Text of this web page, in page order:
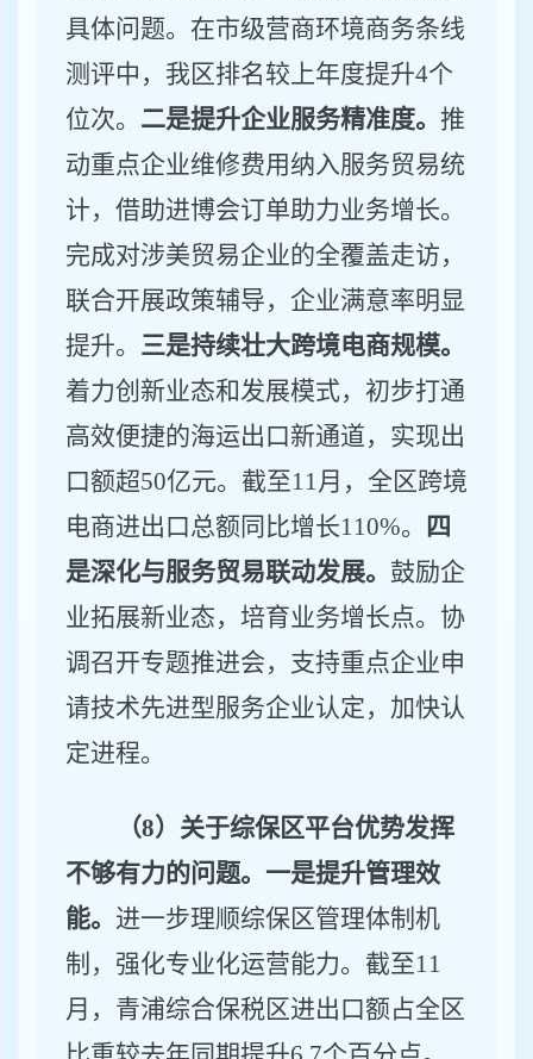
具体问题。 在市级营商环境商务条线
测评中，我区排名较上年度提升4个
位次。 二是提升企业服务精准度。 推
动重点企业维修费用纳入服务贸易统
计，借助进博会订单助力业务增长。
完成对涉美贸易企业的全覆盖走访，
联合开展政策辅导，企业满意率明显
提升。 三是持续壮大跨境电商规模。
着力创新业态和发展模式，初步打通
高效便捷的海运出口新通道，实现出
口额超50亿元。 截至11月，全区跨境
电商进出口总额同比增长110%。
四
是深化与服务贸易联动发展。 鼓励企
业拓展新业态，培育业务增长点。协
调召开专题推进会，支持重点企业申
请技术先进型服务企业认定，加快认
定进程。
（8）关于综保区平台优势发挥
不够有力的问题。一是提升管理效
能。 进一步理顺综保区管理体制机
制，强化专业化运营能力。 截至11
月， 青浦综合保税区进出口额占全区